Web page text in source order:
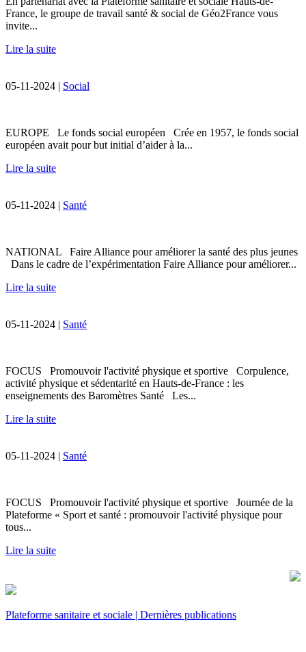
France, le groupe de travail santé & social de Géo2France vous
invite...
Lire la suite
05-11-2024 | Social
EUROPE Le fonds social européen Crée en 1957, le fonds social
européen avait pour but initial d’aider à la...
Lire la suite
05-11-2024 | Santé
NATIONAL Faire Alliance pour améliorer la santé des plus jeunes
Dans le cadre de l’expérimentation Faire Alliance pour améliorer...
Lire la suite
05-11-2024 | Santé
FOCUS Promouvoir l'activité physique et sportive Corpulence,
activité physique et sédentarité en Hauts-de-France : les
enseignements des Baromètres Santé Les...
Lire la suite
05-11-2024 | Santé
FOCUS Promouvoir l'activité physique et sportive Journée de la
Plateforme « Sport et santé : promouvoir l'activité physique pour
tous...
Lire la suite
Plateforme sanitaire et sociale | Dernières publications